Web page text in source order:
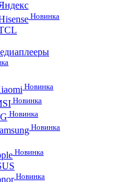
Новинка
Новинка
Новинка
Новинка
Новинка
Новинка
Новинка